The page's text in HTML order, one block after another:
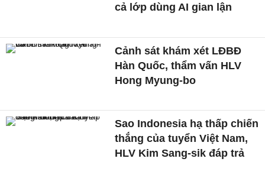
cả lớp dùng AI gian lận
Cảnh sát khám xét LĐBĐ
Hàn Quốc, thẩm vấn HLV
Hong Myung-bo
Sao Indonesia hạ thấp chiến
thắng của tuyển Việt Nam,
HLV Kim Sang-sik đáp trả